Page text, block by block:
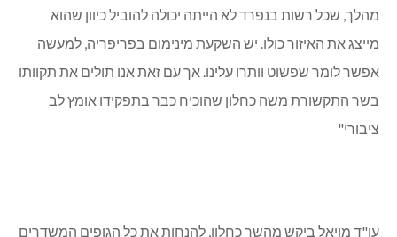
מהלך, שכל רשות בנפרד לא הייתה יכולה להוביל כיוון שהוא
מייצג את האיזור כולו. יש השקעת מינימום בפריפריה, למעשה
אפשר לומר שפשוט וותרו עלינו. אך עם זאת אנו תולים את תקוותו
בשר התקשורת משה כחלון שהוכיח כבר בתפקידו אומץ לב
ציבורי"
עו"ד מויאל ביקש מהשר כחלון, להנחות את כל הגופים המשדרים